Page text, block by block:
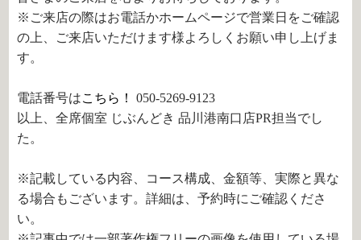
※ご来店の際はお電話かホームページで営業日をご確認
の上、ご来店いただけます様よろしくお願い申し上げま
す。
電話番号はこちら！
050-5269-9123
以上、全席個室 じぶんどき 品川港南口店PR担当でし
た。
※記載している内容、コース構成、金額等、実際と異な
る場合もございます。詳細は、予約時にご確認くださ
い。